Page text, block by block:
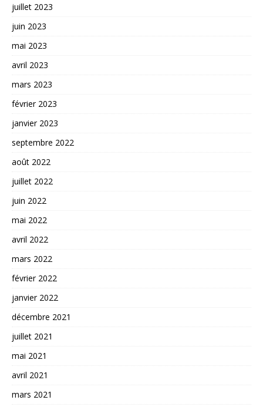
juillet 2023
juin 2023
mai 2023
avril 2023
mars 2023
février 2023
janvier 2023
septembre 2022
août 2022
juillet 2022
juin 2022
mai 2022
avril 2022
mars 2022
février 2022
janvier 2022
décembre 2021
juillet 2021
mai 2021
avril 2021
mars 2021